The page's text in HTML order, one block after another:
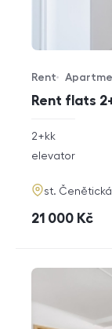
Rent flats
Offer type
Rent
Property type
rozměry
2+kk
funkce
elevator
adresa
st.
cena
21 000 Kč